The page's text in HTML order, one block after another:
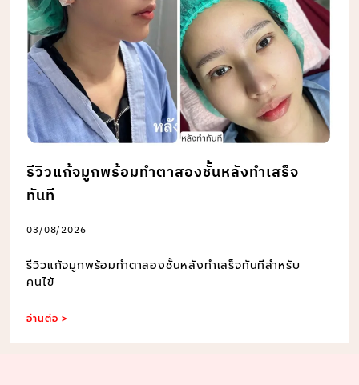
รีวิวแก้จมูกพร้อมทำตาสองชั้นหลังทำเสร็จ
ทันที
03/08/2026
รีวิวแก้จมูกพร้อมทำตาสองชั้นหลังทำเสร็จทันทีสำหรับ
คนไข้
อ่านต่อ >